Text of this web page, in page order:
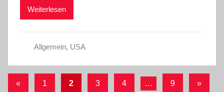
Weiterlesen
Allgemein, USA
Seitennummerierung
« Vorherige
1 2 3 4 … 9 »